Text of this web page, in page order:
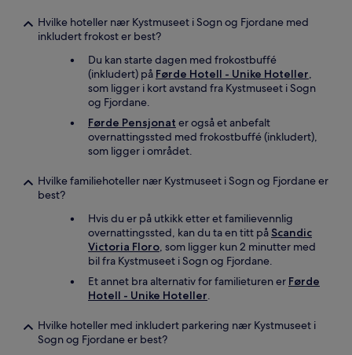
Hvilke hoteller nær Kystmuseet i Sogn og Fjordane med
inkludert frokost er best?
Du kan starte dagen med frokostbuffé
(inkludert) på Førde Hotell - Unike Hoteller,
som ligger i kort avstand fra Kystmuseet i Sogn
og Fjordane.
Førde Pensjonat er også et anbefalt
overnattingssted med frokostbuffé (inkludert),
som ligger i området.
Hvilke familiehoteller nær Kystmuseet i Sogn og Fjordane er
best?
Hvis du er på utkikk etter et familievennlig
overnattingssted, kan du ta en titt på Scandic
Victoria Floro, som ligger kun 2 minutter med
bil fra Kystmuseet i Sogn og Fjordane.
Et annet bra alternativ for familieturen er Førde
Hotell - Unike Hoteller.
Hvilke hoteller med inkludert parkering nær Kystmuseet i
Sogn og Fjordane er best?